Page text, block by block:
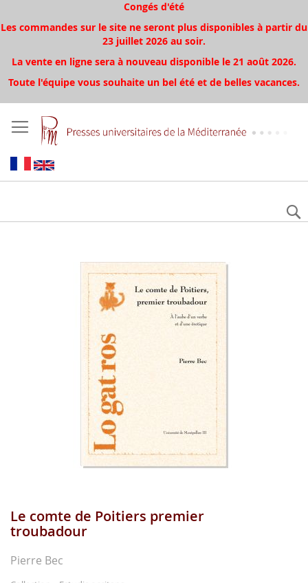
Congés d'été
Les commandes sur le site ne seront plus disponibles à partir du
23 juillet 2026 au soir.
La vente en ligne sera à nouveau disponible le 21 août 2026.
Toute l'équipe vous souhaite un bel été et de belles vacances.
Skip
to
beginning
Le comte de Poitiers premier
troubadour
Pierre Bec